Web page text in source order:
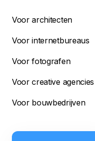
Voor architecten
Voor internetbureaus
Voor fotografen
Voor creative agencies
Voor bouwbedrijven